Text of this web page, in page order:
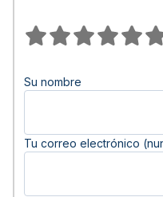
Su nombre
Tu correo electrónico